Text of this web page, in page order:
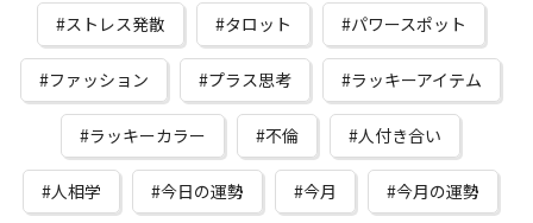
ストレス発散 タロット パワースポット
ファッション プラス思考 ラッキーアイテム
ラッキーカラー 不倫 人付き合い
人相学 今日の運勢 今月 今月の運勢